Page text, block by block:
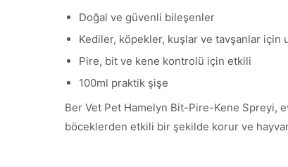
Doğal ve güvenli bileşenler
Kediler, köpekler, kuşlar ve tavşanlar için
Pire, bit ve kene kontrolü için etkili
100ml praktik şişe
Ber Vet Pet Hamelyn Bit-Pire-Kene Spreyi,
böceklerden etkili bir şekilde korur ve